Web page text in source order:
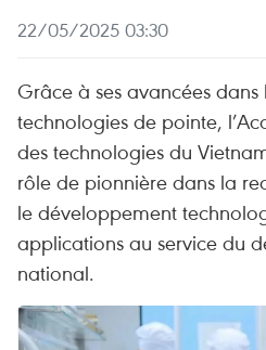
22/05/2025 03:30
Grâce à ses avancées
technologies de pointe,
des technologies du
rôle de pionnière dans la
le développement
applications au service du
national.